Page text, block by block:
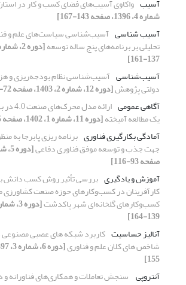
آسیب واکاوی آسیب‌های فضای کسب و کار در
شماره 4، 1396، صفحه 143-167]
آسیب شناسی آسیب‌شناسی سیاست‌های علم و
تحلیلی بر برنامه‌های پنج ساله توسعه
137-161]
آسیب‌شناسی آسیب‌شناسی نظام بودجه‌ریزی و
دولتی پژوهش[دوره 12، شماره 2، 1403، صفحه 72-101]
آگاهی عمومی
ارائه
یک مطالعه آمیخته[دوره 11، شماره 1، 1402، صفحه 85-115]
آمادگی بکارگیری فناوری برنامه ریزی پابرجا به
جهت جذب و توسعه موفق فناوری دفاعی
صفحه 93-116]
آموزش و یادگیری بررسی تأثیر روش کسب دانش
کارآفرینان در کسب‌و‌کارهای حوزه صنعت کشاورزی
کسب‌و‌کارهای گلخانه‌ای شهر پاکدشت
139-164]
آنالیز حساسیت کاربرد شبکه های عصبی
شاخص های کلان علم و فناوری
155]
آنتروپی سنجش تعاملات و همکاری‌های فناورانه و